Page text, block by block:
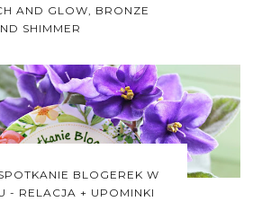
AND GLOW, BRONZE
SHIMMER
BLOGEREK W
- RELACJA + UPOMINKI